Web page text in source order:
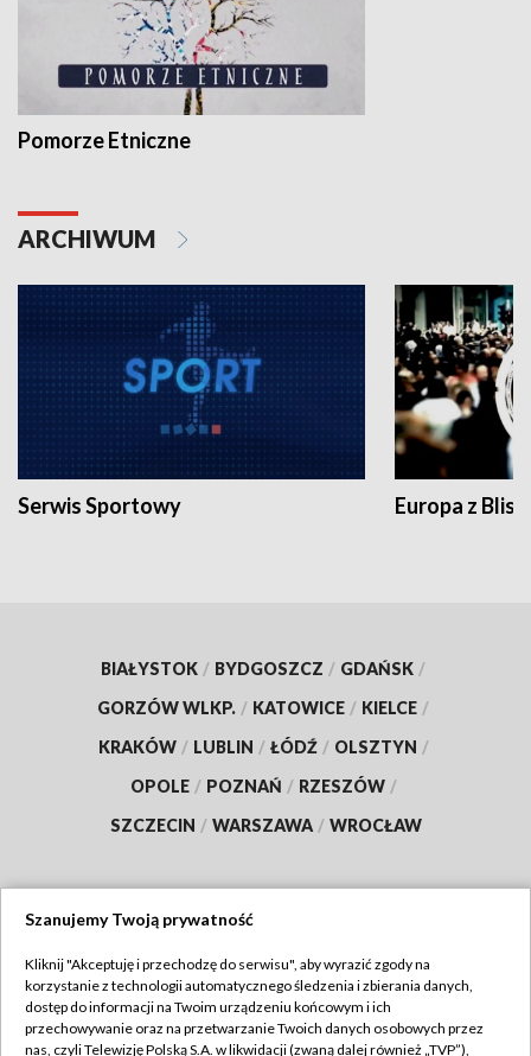
Pomorze Etniczne
ARCHIWUM
Serwis Sportowy Europa z
BIAŁYSTOK / BYDGOSZCZ / GDAŃSK /
GORZÓW WLKP. / KATOWICE / KIELCE /
KRAKÓW / LUBLIN / ŁÓDŹ / OLSZTYN /
OPOLE / POZNAŃ / RZESZÓW /
SZCZECIN / WARSZAWA / WROCŁAW
TVP
Abonament TVP
Regulamin TVP
Szanujemy Twoją prywatność
Kliknij "Akceptuję i przechodzę do serwisu", aby wyrazić zgody na
korzystanie z technologii automatycznego śledzenia i zbierania danych,
dostęp do informacji na Twoim urządzeniu końcowym i ich
przechowywanie oraz na przetwarzanie Twoich danych osobowych przez
nas, czyli Telewizję Polską S.A. w likwidacji (zwaną dalej również „TVP”),